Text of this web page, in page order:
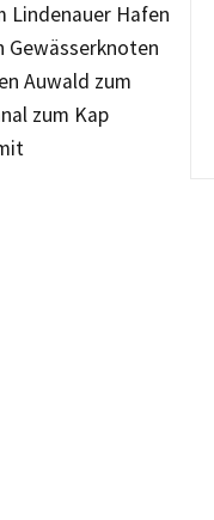
Lindenauer Hafen
Gewässerknoten
Auwald zum
zum Kap